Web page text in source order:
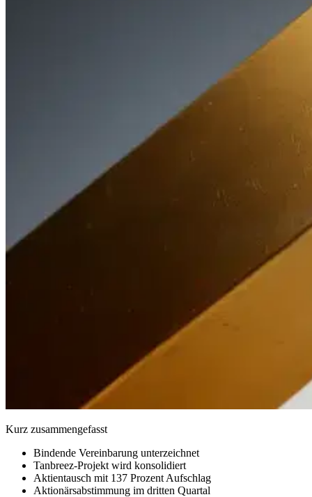
Kurz zusammengefasst
Bindende Vereinbarung unterzeichnet
Tanbreez-Projekt wird konsolidiert
Aktientausch mit 137 Prozent Aufschlag
Aktionärsabstimmung im dritten Quartal